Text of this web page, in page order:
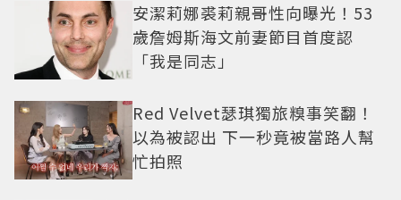
安潔莉娜裘莉親哥性向曝光！53
歲詹姆斯海文前妻節目首度認
「我是同志」
Red Velvet瑟琪獨旅糗事笑翻！
以為被認出 下一秒竟被當路人幫
忙拍照